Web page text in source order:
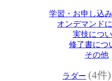
学習・お申し込
オンデマンド
実技につ
修了書につ
その他
ラダー (4件)